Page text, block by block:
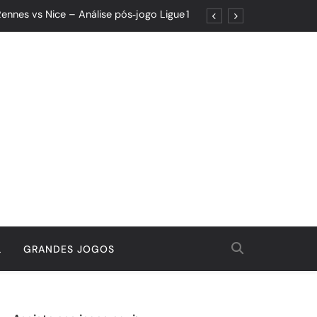
vs Nice – Análise pós‑jogo Ligue 1
o Resultado Esconde o Progresso
Que Nasceu da Garra e do Controle
Um Jogo de Controle e Maturidade
o Resultado Esconde o Progresso
GRANDES JOGOS